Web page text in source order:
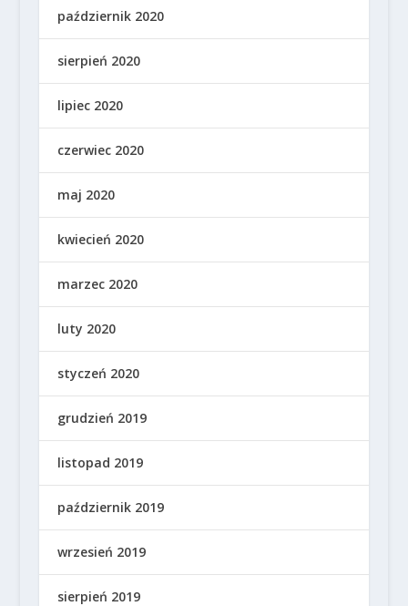
październik 2020
sierpień 2020
lipiec 2020
czerwiec 2020
maj 2020
kwiecień 2020
marzec 2020
luty 2020
styczeń 2020
grudzień 2019
listopad 2019
październik 2019
wrzesień 2019
sierpień 2019